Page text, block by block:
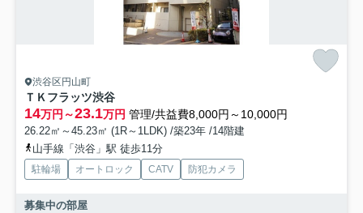
渋谷区円山町
ＴＫフラッツ渋谷
14万円～23.1万円 管理/共益費8,000円～10,000円
26.22㎡～45.23㎡ (1R～1LDK) /築23年 /14階建
山手線「渋谷」駅 徒歩11分
駐輪場 オートロック CATV 防犯カメラ
募集中の部屋